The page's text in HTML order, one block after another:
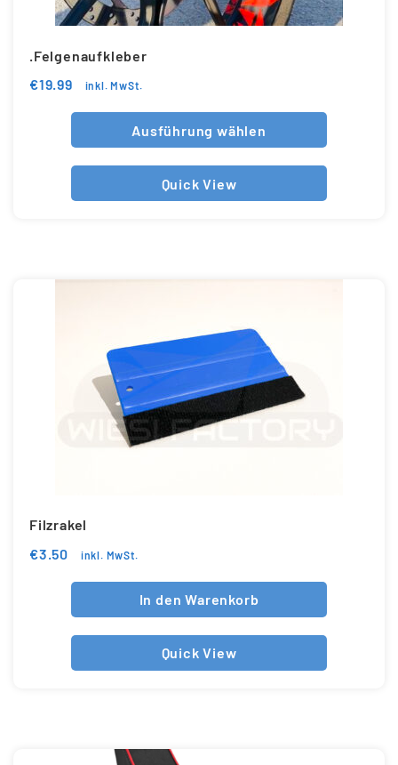
.Felgenaufkleber
€19.99 inkl. MwSt.
Ausführung wählen
Quick View
Filzrakel
€3.50 inkl. MwSt.
In den Warenkorb
Quick View